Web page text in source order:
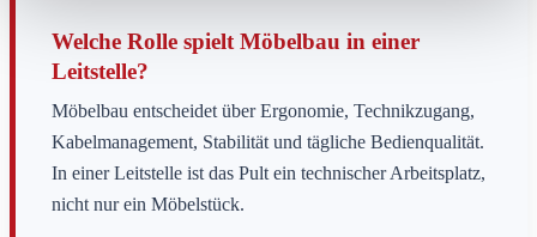
Welche Rolle spielt Möbelbau in einer
Leitstelle?
Möbelbau entscheidet über Ergonomie, Technikzugang,
Kabelmanagement, Stabilität und tägliche Bedienqualität.
In einer Leitstelle ist das Pult ein technischer Arbeitsplatz,
nicht nur ein Möbelstück.